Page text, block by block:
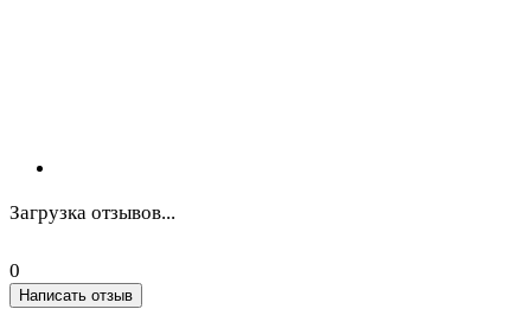
Загрузка отзывов...
0
Написать отзыв